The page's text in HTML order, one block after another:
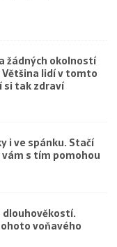
žádných okolností
lidí v tomto
si tak zdraví
i ve spánku. Stačí
s tím pomohou
dlouhověkostí.
voňavého